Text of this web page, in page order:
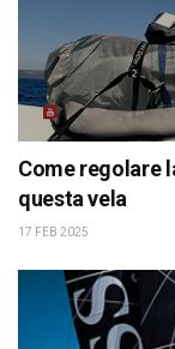
Come regolare
questa vela
17 FEB 2025